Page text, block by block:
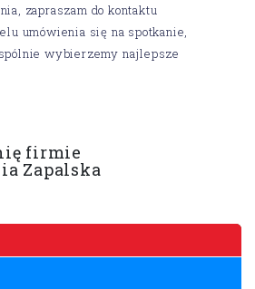
zapraszam do kontaktu
umówienia się na spotkanie,
wybierzemy najlepsze
firmie
Zapalska